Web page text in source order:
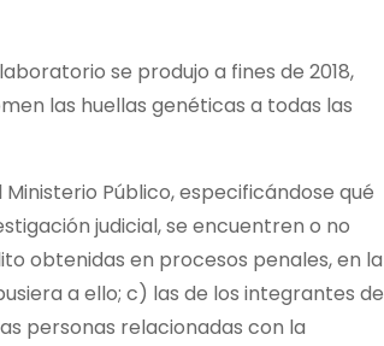
se produjo a fines de 2018,
las huellas genéticas a todas las
Público, especificándose qué
judicial, se encuentren o no
obtenidas en procesos penales, en la
a ello; c) las de los integrantes de
personas relacionadas con la